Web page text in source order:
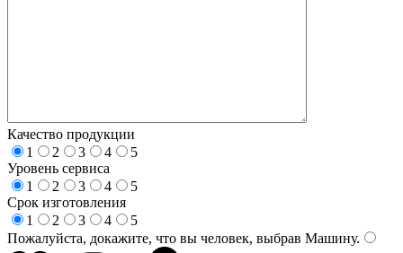
Качество продукции
1
2 3 4
5
Уровень сервиса
1
2 3 4
5
Срок изготовления
1
2 3 4
5
Пожалуйста, докажите, что вы человек, выбрав Машину.